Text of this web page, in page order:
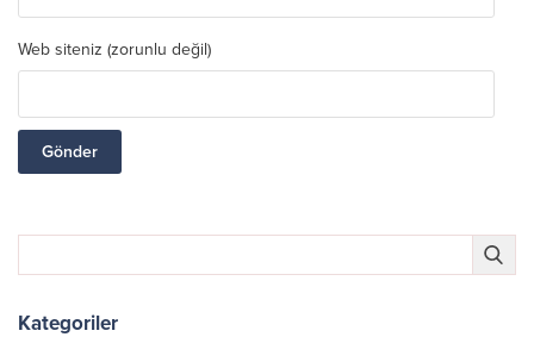
Web siteniz (zorunlu değil)
Kategoriler